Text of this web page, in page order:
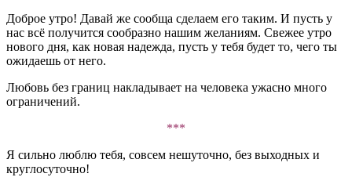
Доброе утро! Давай же сообща сделаем его таким. И пусть у
нас всё получится сообразно нашим желаниям. Свежее утро
нового дня, как новая надежда, пусть у тебя будет то, чего ты
ожидаешь от него.
Любовь без границ накладывает на человека ужасно много
ограничений.
***
Я сильно люблю тебя, совсем нешуточно, без выходных и
круглосуточно!